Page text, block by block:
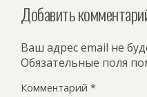
Добавить
Ваш адрес email не
Обязательные поля
Комментарий *